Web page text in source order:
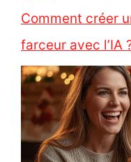
Comment créer
farceur avec l’IA